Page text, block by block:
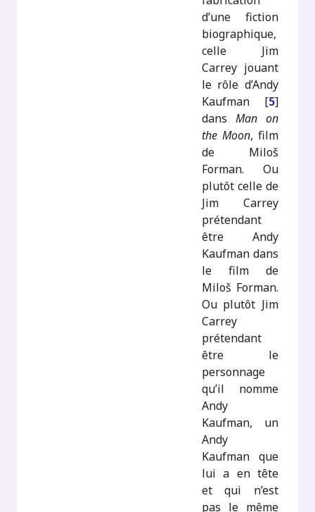
d’une fiction
biographique,
celle Jim
Carrey jouant
le rôle d’Andy
Kaufman [5]
dans Man on
the Moon, film
de Miloš
Forman. Ou
plutôt celle de
Jim Carrey
prétendant
être Andy
Kaufman dans
le film de
Miloš Forman.
Ou plutôt Jim
Carrey
prétendant
être le
personnage
qu’il nomme
Andy
Kaufman, un
Andy
Kaufman que
lui a en tête
et qui n’est
pas le même